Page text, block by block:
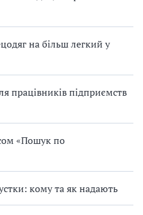
на більш легкий у
працівників підприємств
«Пошук по
кому та як надають